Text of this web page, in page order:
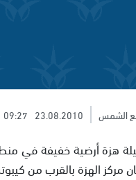
الشمس 23.08.2010
09:27
مركز الهزة بالقرب من